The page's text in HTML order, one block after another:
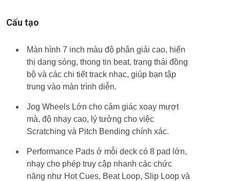
Cấu tạo
Màn hình 7 inch màu độ phân giải cao, hiển
thị dang sóng, thong tin beat, trạng thái đồng
bộ và các chi tiết track nhạc, giúp bạn tập
trung vào màn trình diễn.
Jog Wheels Lớn cho cảm giác xoay mượt
mà, độ nhạy cao, lý tưởng cho việc
Scratching và Pitch Bending chính xác.
Performance Pads ở mỗi deck có 8 pad lớn,
nhạy cho phép truy cập nhanh các chức
năng như Hot Cues, Beat Loop, Slip Loop và